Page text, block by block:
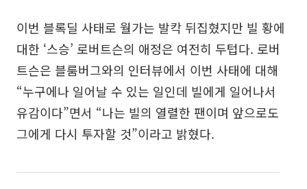
이번 블록딜 사태로 월가는 발칵 뒤집혔지만 빌 황에
대한 ‘스승’ 로버트슨의 애정은 여전히 두텁다. 로버
트슨은 블룸버그와의 인터뷰에서 이번 사태에 대해
“누구에나 일어날 수 있는 일인데 빌에게 일어나서
유감이다”면서 “나는 빌의 열렬한 팬이며 앞으로도
그에게 다시 투자할 것”이라고 밝혔다.